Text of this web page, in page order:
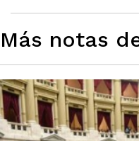
Más notas